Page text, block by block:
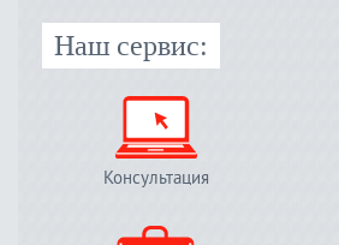
Наш сервис:
Консультация